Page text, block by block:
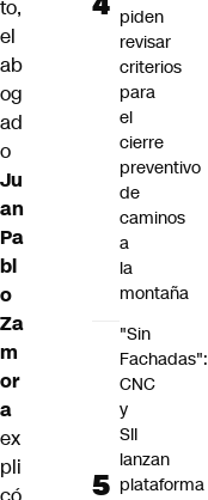
to,
el
ab
og
ad
o
Ju
an
Pa
bl
o
Za
m
or
a
ex
pli
piden
revisar
criterios
para
el
cierre
preventivo
de
caminos
a
la
montaña
"Sin
Fachadas":
CNC
y
SII
lanzan
plataforma